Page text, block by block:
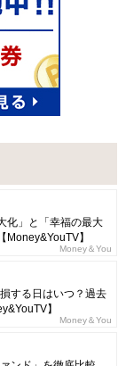
化」と「幸福の最大
】
Money＆You
する日はいつ？過去
】
Money＆You